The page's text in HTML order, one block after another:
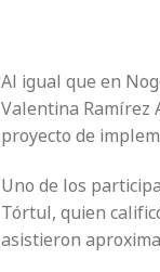
Al igual que en
Valentina Ramírez
proyecto de
Uno de los
Tórtul, quien
asistieron